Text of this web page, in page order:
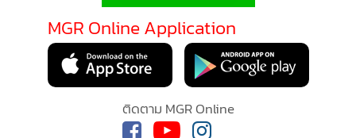
เอกสารการสร้างวัด, มติ ครม. ปี 2538 และ 2552, คำพิพากษา
ทั้ง 3 ศาล, เอกสารสิทธิ์ น.ส.3 และแผนที่รังวัดต่าง ๆ ไปศึกษา
อย่างละเอียด เพื่อพิจารณาข้อกฎหมายและประสานงานกับ
หน่วยงานของรัฐที่เกี่ยวข้อง ในการตรวจสอบข้อเท็จจริง เพื่อให้
เกิดความถูกต้อง โปร่งใส และให้ความเป็นธรรมแก่ทุกฝ่ายตาม
กรอบอำนาจหน้าที่ตามกฎหมายต่อไป
MGR Online Application
MGR Online ใช้คุกกี้ (Cookies)
MGR Online ใช้คุกกี้ เพื่อจัดการข้อมูลส่วนบุคคลเพื่อนำเสนอ
ประสบการณ์คอนเทนต์ที่ดีที่สุดให้กับผู้อ่านบนเว็บไซต์ และ
เงื่อนไขการใช้งานเว็บไซต์และ